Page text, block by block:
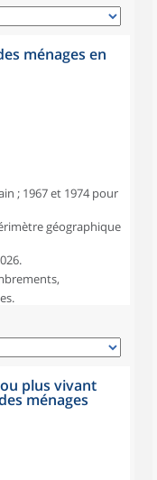
ménages en
; 1967 et 1974 pour
géographique
plus vivant
ménages